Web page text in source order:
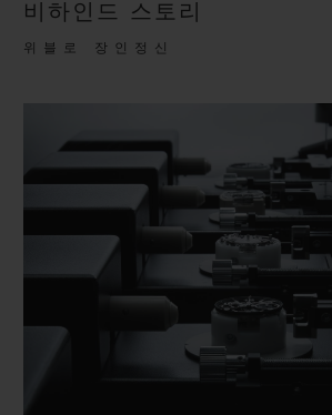
비하인드 스토리
위블로 장인정신